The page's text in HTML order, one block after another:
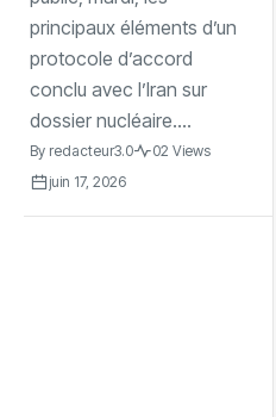
principaux éléments d’un
protocole d’accord
conclu avec l’Iran sur
dossier nucléaire....
By redacteur3.0
02 Views
juin 17, 2026